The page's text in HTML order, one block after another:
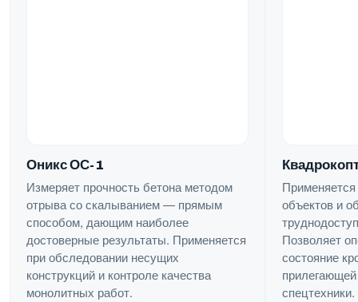
Оникс ОС-1
Измеряет прочность бетона методом
отрыва со скалыванием — прямым
способом, дающим наиболее
достоверные результаты. Применяется
при обследовании несущих
конструкций и контроле качества
монолитных работ.
объектов и
Позволяет
состояние
спецтехники.